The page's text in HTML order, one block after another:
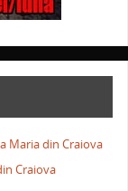
Maria din Craiova
Craiova